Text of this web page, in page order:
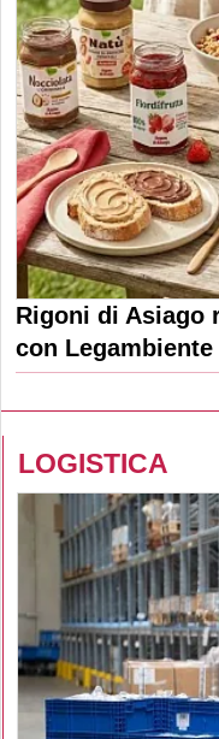
Rigoni di Asiago
con
LOGISTICA